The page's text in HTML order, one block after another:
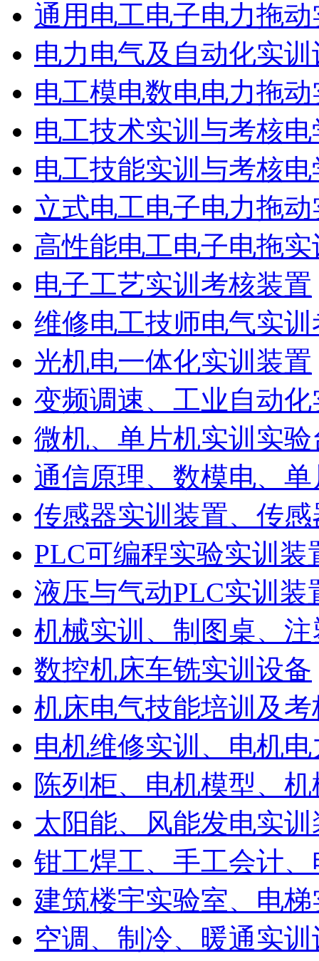
通用电工电子电力拖
电力电气及自动化实训
电工模电数电电力拖
电工技术实训与考核
电工技能实训与考核
立式电工电子电力拖
高性能电工电子电拖
电子工艺实训考核装置
维修电工技师电气实
光机电一体化实训装置
变频调速、工业自动
微机、单片机实训实验
通信原理、数模电、
传感器实训装置、传
PLC可编程实验实训装
液压与气动PLC实训装
机械实训、制图桌、
数控机床车铣实训设备
机床电气技能培训及
电机维修实训、电机
陈列柜、电机模型、
太阳能、风能发电实训
钳工焊工、手工会计
建筑楼宇实验室、电
空调、制冷、暖通实